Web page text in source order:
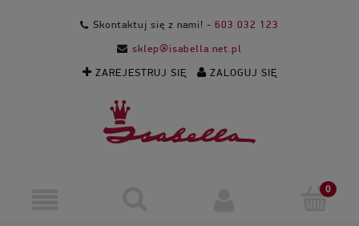
Skontaktuj się z nami! - 603 032 123
sklep@isabella.net.pl
ZAREJESTRUJ SIĘ ZALOGUJ SIĘ